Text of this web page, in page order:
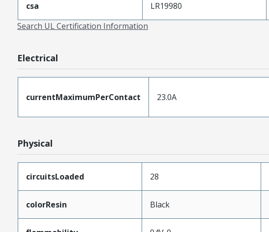
csa LR19980
Search UL Certification Information
Electrical
currentMaximumPerContact 23.0A
Physical
circuitsLoaded 28
colorResin Black